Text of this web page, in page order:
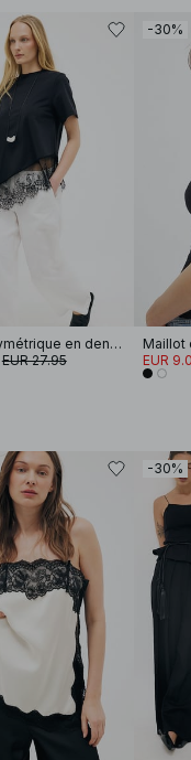
T-shirt asymétrique en dentelle
EUR 27.95
-30%
Maillot
EUR
-30%